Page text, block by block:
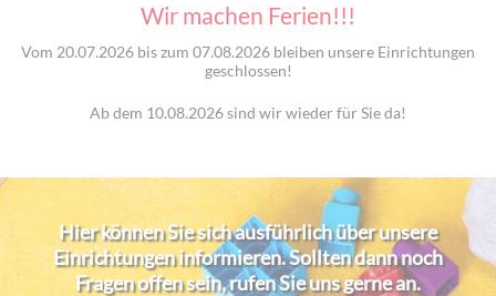
Wir machen Ferien!!!
Vom 20.07.2026 bis zum 07.08.2026 bleiben unsere Einrichtungen
geschlossen!
Ab dem 10.08.2026 sind wir wieder für Sie da!
Hier können Sie sich ausführlich über unsere
Einrichtungen informieren. Sollten dann noch
Fragen offen sein, rufen Sie uns gerne an.